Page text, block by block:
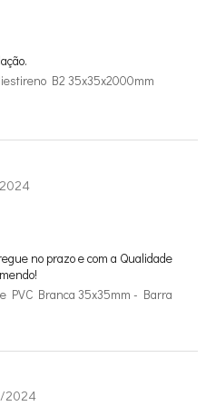
B2 35x35x2000mm
no prazo e com a Qualidade
PVC Branca 35x35mm - Barra
2024